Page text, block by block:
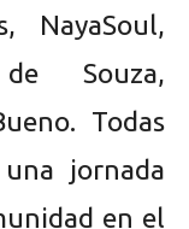
NayaSoul,
Souza,
Todas
jornada
en el